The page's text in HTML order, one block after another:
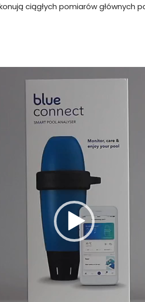
ciągłych pomiarów głównych